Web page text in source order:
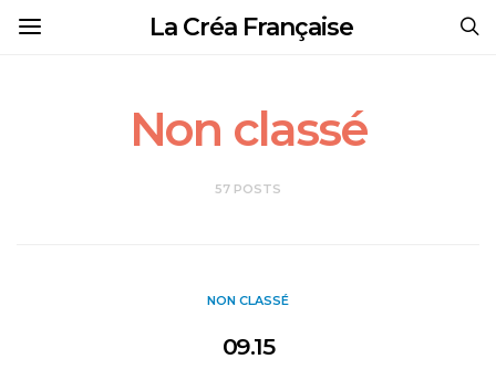
La Créa Française
Non classé
57 POSTS
NON CLASSÉ
09.15